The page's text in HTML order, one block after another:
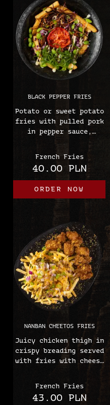
BLACK PEPPER FRIES
Potato or sweet potato
fries with pulled pork
in pepper sauce,
Japanese mayonnaise,
mayu oil, red onion,
leek chips
(Wheat, Soybeans,
French Fries
40.00 PLN
ORDER NOW
NANBAN CHEETOS FRIES
Juicy chicken thigh in
crispy breading served
with fries with cheese
of cheesy Cheetos.
French Fries
43.00 PLN